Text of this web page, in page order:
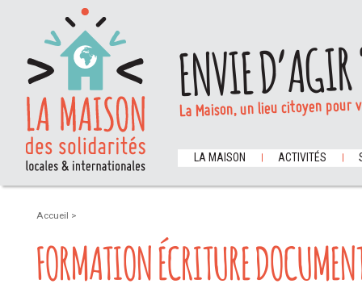
ENVIE
La Maison, un lieu citoyen
LA MAISON ACTIVITÉS
Accueil >
FORMATION ÉCRITURE